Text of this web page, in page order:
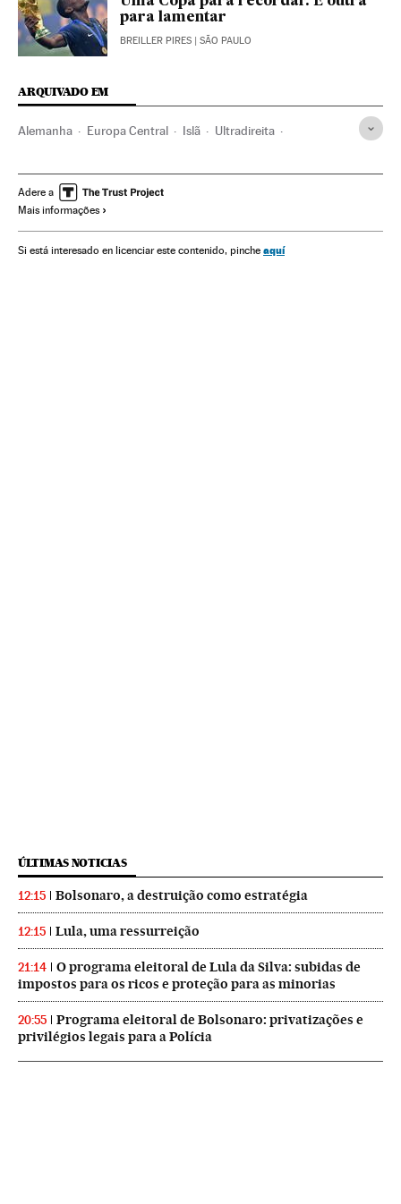
para lamentar
BREILLER PIRES | SÃO PAULO
ARQUIVADO EM
Alemanha Europa Central Islã Ultradireita
Grupos sociais Preconceitos
Problemas sociais
Manifestações Islamofobia Partidos ultradireita
Adere a
Mais informações
Si está interesado en licenciar este contenido, pinche aquí
ÚLTIMAS NOTICIAS
12:15 Bolsonaro, a destruição como estratégia
12:15 Lula, uma ressurreição
21:14
O programa eleitoral de Lula da Silva: subidas de
impostos para os ricos e proteção para as minorias
20:55
Programa eleitoral de Bolsonaro: privatizações e
privilégios legais para a Polícia